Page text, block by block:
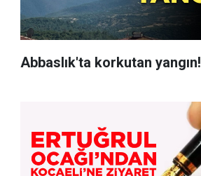
Abbaslık'ta korkutan yangın!